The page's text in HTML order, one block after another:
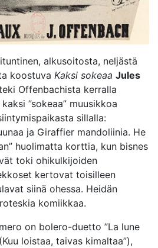
alkusoitosta, neljästä
koostuva Kaksi sokeaa Jules
Offenbachista kerralla
”sokeaa” muusikkoa
sillalla:
ja Giraffier mandoliinia. He
huolimatta korttia, kun bisnes
toki ohikulkijoiden
kertovat toisilleen
siinä ohessa. Heidän
komiikkaa.
on bolero-duetto ”La lune
loistaa, taivas kimaltaa”),